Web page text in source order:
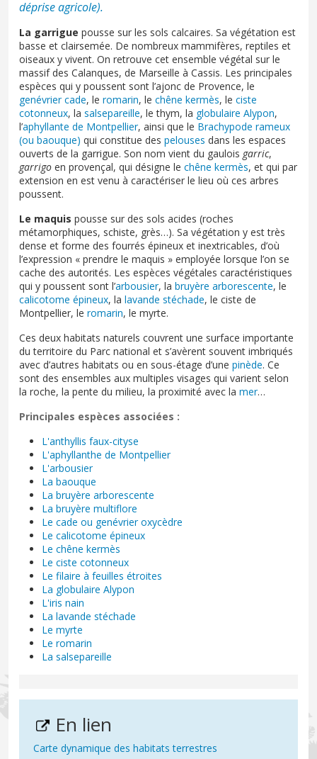
déprise agricole).
La garrigue pousse sur les sols calcaires. Sa végétation est
basse et clairsemée. De nombreux mammifères, reptiles et
oiseaux y vivent. On retrouve cet ensemble végétal sur le
massif des Calanques, de Marseille à Cassis. Les principales
espèces qui y poussent sont l’ajonc de Provence, le
genévrier cade, le romarin, le chêne kermès, le ciste
cotonneux, la salsepareille, le thym, la globulaire Alypon,
l’aphyllante de Montpellier, ainsi que le Brachypode rameux
(ou baouque) qui constitue des pelouses dans les espaces
ouverts de la garrigue. Son nom vient du gaulois garric,
garrigo en provençal, qui désigne le chêne kermès, et qui par
extension en est venu à caractériser le lieu où ces arbres
poussent.
Le maquis pousse sur des sols acides (roches
métamorphiques, schiste, grès…). Sa végétation y est très
dense et forme des fourrés épineux et inextricables, d’où
l’expression « prendre le maquis » employée lorsque l’on se
cache des autorités. Les espèces végétales caractéristiques
qui y poussent sont l’arbousier, la bruyère arborescente, le
calicotome épineux, la lavande stéchade, le ciste de
Montpellier, le romarin, le myrte.
Ces deux habitats naturels couvrent une surface importante
du territoire du Parc national et s’avèrent souvent imbriqués
avec d’autres habitats ou en sous-étage d’une pinède. Ce
sont des ensembles aux multiples visages qui varient selon
la roche, la pente du milieu, la proximité avec la mer…
Principales espèces associées :
L'anthyllis faux-cityse
L'aphyllanthe de Montpellier
L'arbousier
La baouque
La bruyère arborescente
La bruyère multiflore
Le cade ou genévrier oxycèdre
Le calicotome épineux
Le chêne kermès
Le ciste cotonneux
Le filaire à feuilles étroites
La globulaire Alypon
L'iris nain
La lavande stéchade
Le myrte
Le romarin
La salsepareille
En lien
Carte dynamique des habitats terrestres